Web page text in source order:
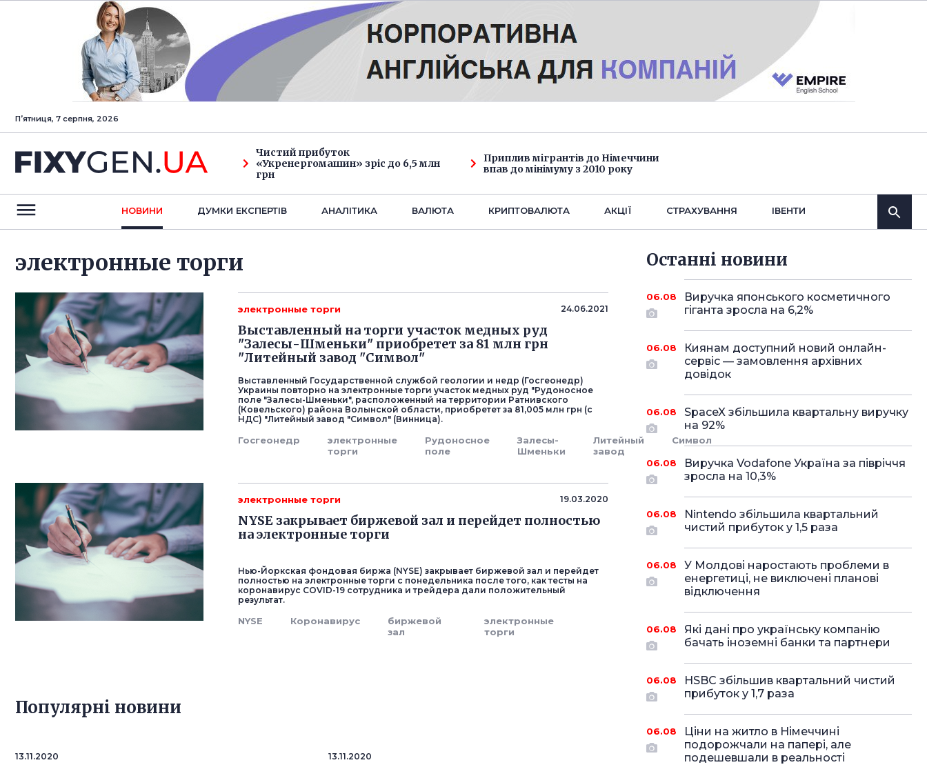
Пʼятниця, 7 серпня, 2026
Чистий прибуток
«Укренергомашин» зріс до 6,5 млн
грн
Приплив мігрантів до Німеччини
впав до мінімуму з 2010 року
НОВИНИ ДУМКИ ЕКСПЕРТIВ АНАЛIТИКА ВАЛЮТА КРИПТОВАЛЮТА АКЦІЇ СТРАХУВАННЯ IВЕНТИ
электронные торги
электронные торги 24.06.2021
Выставленный на торги участок медных руд
"Залесы-Шменьки" приобретет за 81 млн грн
"Литейный завод "Символ"
Выставленный Государственной службой геологии и недр (Госгеонедр)
Украины повторно на электронные торги участок медных руд "Рудоносное
поле "Залесы-Шменьки", расположенный на территории Ратнивского
(Ковельского) района Волынской области, приобретет за 81,005 млн грн (с
НДС) "Литейный завод "Символ" (Винница).
Госгеонедр
электронные
торги
Рудоносное
поле
Залесы-
Шменьки
Литейный
завод
Символ
электронные торги 19.03.2020
NYSE закрывает биржевой зал и перейдет полностью
на электронные торги
Нью-Йоркская фондовая биржа (NYSE) закрывает биржевой зал и перейдет
полностью на электронные торги с понедельника после того, как тесты на
коронавирус COVID-19 сотрудника и трейдера дали положительный
результат.
NYSE Коронавирус
биржевой
зал
электронные
торги
Популярнi новини
13.11.2020 13.11.2020
Останнi новини
06.08
Виручка японського косметичного
гіганта зросла на 6,2%
06.08
Киянам доступний новий онлайн-
сервіс — замовлення архівних
довідок
06.08
SpaceX збільшила квартальну виручку
на 92%
06.08
Виручка Vodafone Україна за півріччя
зросла на 10,3%
06.08
Nintendo збільшила квартальний
чистий прибуток у 1,5 раза
06.08
У Молдові наростають проблеми в
енергетиці, не виключені планові
відключення
06.08
Які дані про українську компанію
бачать іноземні банки та партнери
06.08
HSBC збільшив квартальний чистий
прибуток у 1,7 раза
06.08
Ціни на житло в Німеччині
подорожчали на папері, але
подешевшали в реальності